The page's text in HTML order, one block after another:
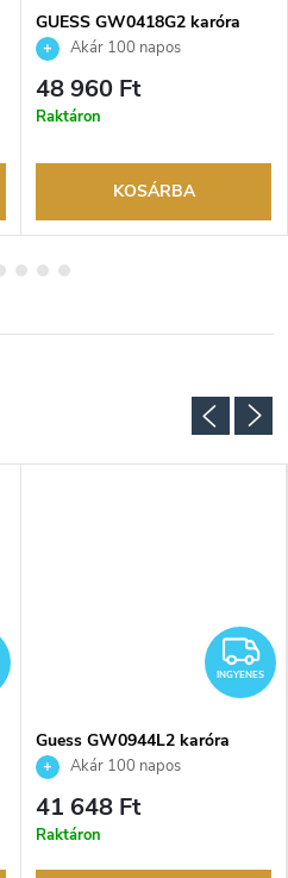
GUESS GW0418G2 karóra
Akár 100 napos
visszaküldési lehetőség. Hivatalos
márkakereskedő.
48 960 Ft
Raktáron
KOSÁRBA
INGYENES
Guess GW0944L2 karóra
Akár 100 napos
visszaküldési lehetőség. Hivatalos
márkakereskedő.
41 648 Ft
Raktáron